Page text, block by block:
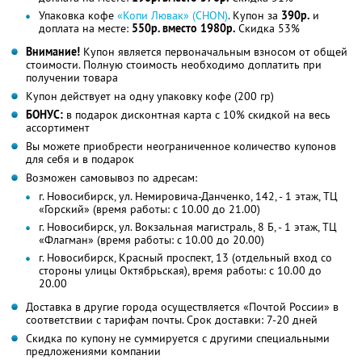
Упаковка кофе «Копи Лювак» (CHON). Купон за 390р. и
доплата на месте: 550р. вместо 1980р. Скидка 53%
Внимание! Купон является первоначальным взносом от общей
стоимости. Полную стоимость необходимо доплатить при
получении товара
Купон действует на одну упаковку кофе (200 гр)
БОНУС: в подарок дисконтная карта с 10% скидкой на весь
ассортимент
Вы можете приобрести неограниченное количество купонов
для себя и в подарок
Возможен самовывоз по адресам:
г. Новосибирск, ул. Немировича-Данченко, 142, - 1 этаж, ТЦ
«Горский» (время работы: с 10.00 до 21.00)
г. Новосибирск, ул. Вокзальная магистраль, 8 Б, - 1 этаж, ТЦ
«Флагман» (время работы: с 10.00 до 20.00)
г. Новосибирск, Красный проспект, 13 (отдельный вход со
стороны улицы Октябрьская), время работы: с 10.00 до
20.00
Доставка в другие города осуществляется «Почтой России» в
соответствии с тарифам почты. Срок доставки: 7-20 дней
Скидка по купону не суммируется с другими специальными
предложениями компании